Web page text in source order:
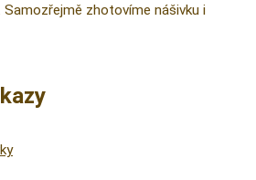
zhotovíme nášivku i